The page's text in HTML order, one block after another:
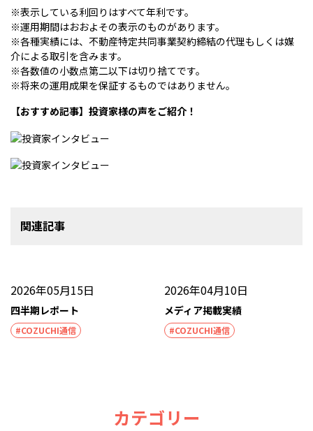
※表示している利回りはすべて年利です。
※運用期間はおおよその表示のものがあります。
※各種実績には、不動産特定共同事業契約締結の代理もしくは媒
介による取引を含みます。
※各数値の小数点第二以下は切り捨てです。
※将来の運用成果を保証するものではありません。
【おすすめ記事】投資家様の声をご紹介！
関連記事
2026年05月15日
四半期レポート
#COZUCHI通信
2026年04月10日
メディア掲載実績
#COZUCHI通信
カテゴリー